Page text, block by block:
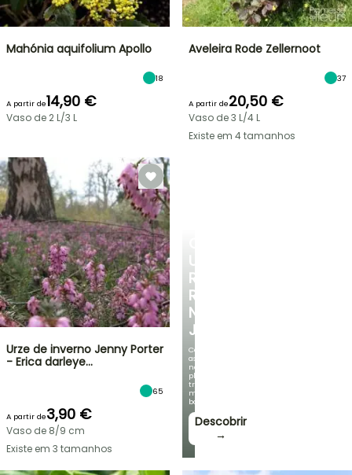
UM
RECANTO
REFRESCANTE
NO
JARDIM
Com
as
nossas
plantas
trepadeiras
mais
bonitas!
Descobrir
→
Mahónia aquifolium Apollo
18
A partir de14,90 €
Vaso de 2 L/3 L
Aveleira Rode Zellernoot
37
A partir de20,50 €
Vaso de 3 L/4 L
Existe em 4 tamanhos
Urze de inverno Jenny Porter
- Erica darleye…
65
A partir de3,90 €
Vaso de 8/9 cm
Existe em 3 tamanhos